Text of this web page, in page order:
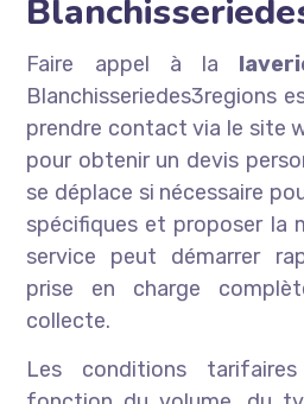
Faire appel à la
Blanchisseriedes3regions
prendre contact via le site
pour obtenir un devis
se déplace si nécessaire
spécifiques et proposer la
service peut démarrer
prise en charge
collecte.
Les conditions